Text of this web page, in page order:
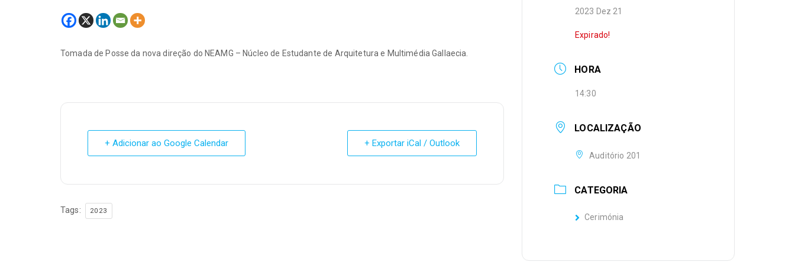
Tomada de Posse da nova direção do NEAMG – Núcleo de Estudante de Arquitetura e Multimédia Gallaecia.
+ Adicionar ao Google Calendar + Exportar iCal / Outlook
Tags: 2023
2023 Dez 21
Expirado!
HORA
14:30
LOCALIZAÇÃO
Auditório 201
CATEGORIA
Cerimónia